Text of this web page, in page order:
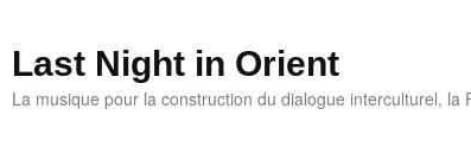
Last Night in Orient
La musique pour la construction du dialogue interculturel, la